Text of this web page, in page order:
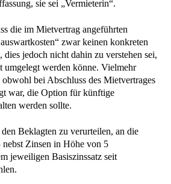
sie sei „Vermieterin“.
die im Mietvertrag angeführten
zwar keinen konkreten
dies jedoch nicht dahin zu verstehen sei,
umgelegt werden könne. Vielmehr
obwohl bei Abschluss des Mietvertrages
war, die Option für künftige
werden sollte.
Beklagten zu verurteilen, an die
Zinsen in Höhe von 5
jeweiligen Basiszinssatz seit